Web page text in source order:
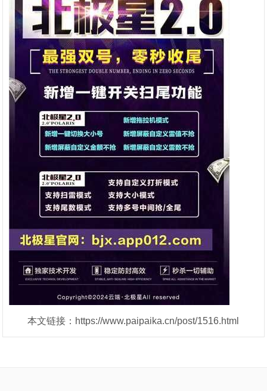
本文链接：https://www.paipaika.cn/post/1516.html